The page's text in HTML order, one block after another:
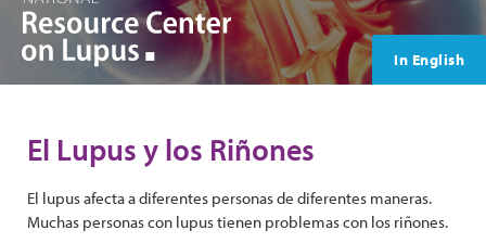
In English
El Lupus y los Riñones
El lupus afecta a diferentes personas de diferentes maneras.
Muchas personas con lupus tienen problemas con los riñones.